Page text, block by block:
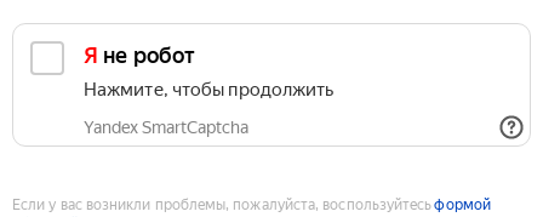
Я не робот
Нажмите, чтобы продолжить
Yandex SmartCaptcha
Если у вас возникли проблемы, пожалуйста, воспользуйтесьформой